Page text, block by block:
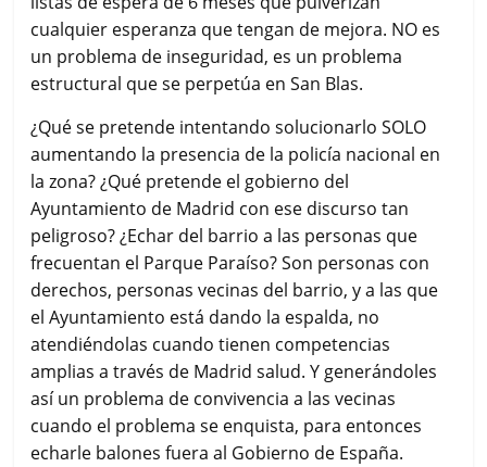
cualquier esperanza que tengan de mejora. NO es
un problema de inseguridad, es un problema
estructural que se perpetúa en San Blas.
¿Qué se pretende intentando solucionarlo SOLO
aumentando la presencia de la policía nacional en
la zona? ¿Qué pretende el gobierno del
Ayuntamiento de Madrid con ese discurso tan
peligroso? ¿Echar del barrio a las personas que
frecuentan el Parque Paraíso? Son personas con
derechos, personas vecinas del barrio, y a las que
el Ayuntamiento está dando la espalda, no
atendiéndolas cuando tienen competencias
amplias a través de Madrid salud. Y generándoles
así un problema de convivencia a las vecinas
cuando el problema se enquista, para entonces
echarle balones fuera al Gobierno de España.